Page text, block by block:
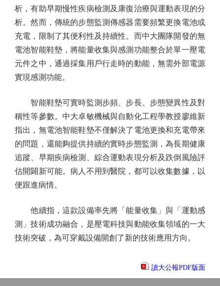
析，有助早期慢性疾病檢測及康復治療與運動表現的分
析。然而，傳統的步態監測傳感器需要頻繁更換電池或
充電，限制了其便利性及持續性。而中大團隊開發的無
電池智能鞋墊，將能量收集與感測功能整合於單一壓電
元件之中，通過採集用戶行走時的動能，無需外部電源
實現感測功能。
智能鞋墊可實時監測步頻、步長、步態變異性及對
稱性等參數。中大卓敏機械與自動化工程學教授廖維新
指出，無電池智能鞋墊不僅解決了電池更換和充電帶來
的問題，還能夠提供持續的實時步態監測，為長期健康
追蹤、早期疾病檢測、綜合運動表現分析及跌倒風險評
估開闢新可能。病人不用到醫院，都可以收集數據，以
便跟進病情。
他續指，這款設備率先將「能量收集」與「運動感
測」技術成功融合，是壓電科技與動能收集領域的一大
技術突破，為可穿戴設備開創了新的技術應用方向。
讀大公報PDF版面